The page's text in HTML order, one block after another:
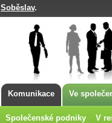
Soběslav.
Komunikace Ve
Společenské podniky
V